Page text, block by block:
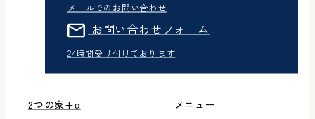
メールでのお問い合わせ
お問い合わせフォーム
24時間受け付けております
2つの家+α
メニュー